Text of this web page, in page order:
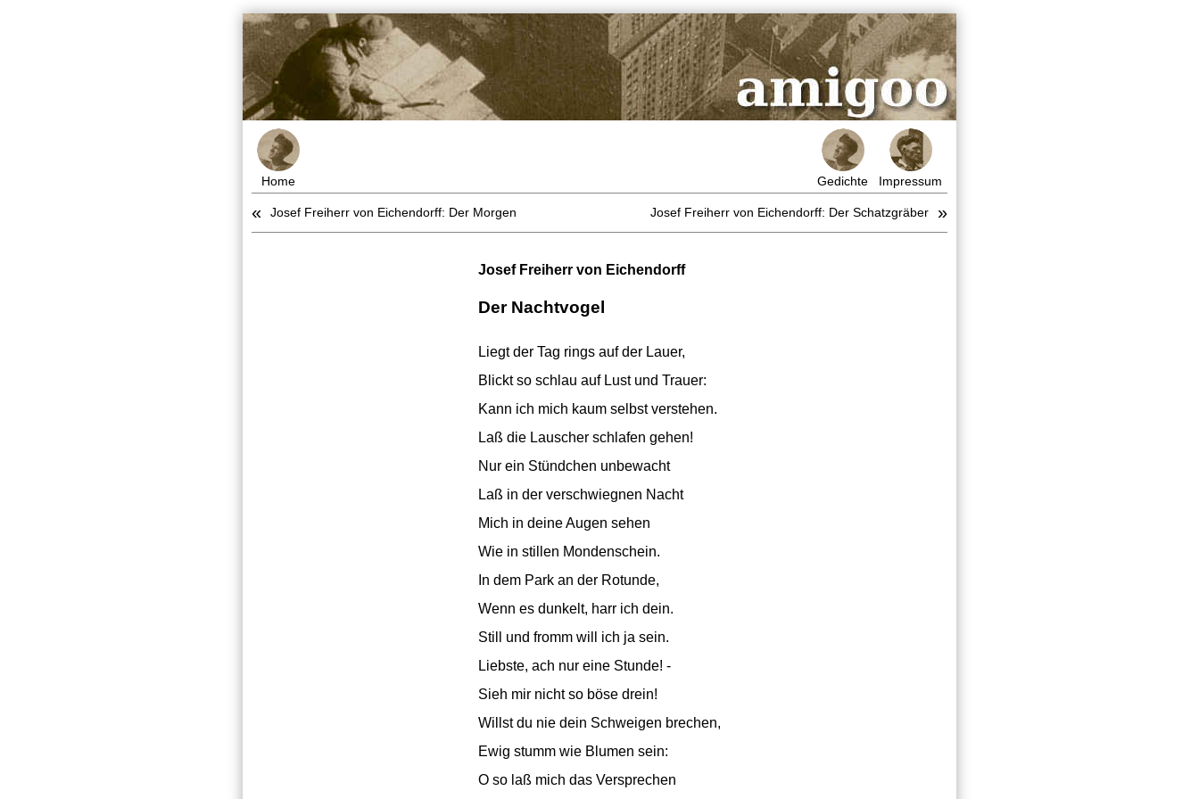
Home Gedichte Impressum
« Josef Freiherr von Eichendorff: Der Morgen Josef Freiherr von Eichendorff: Der Schatzgräber »
Josef Freiherr von Eichendorff
Der Nachtvogel
Liegt der Tag rings auf der Lauer,
Blickt so schlau auf Lust und Trauer:
Kann ich mich kaum selbst verstehen.
Laß die Lauscher schlafen gehen!
Nur ein Stündchen unbewacht
Laß in der verschwiegnen Nacht
Mich in deine Augen sehen
Wie in stillen Mondenschein.
In dem Park an der Rotunde,
Wenn es dunkelt, harr ich dein.
Still und fromm will ich ja sein.
Liebste, ach nur eine Stunde! -
Sieh mir nicht so böse drein!
Willst du nie dein Schweigen brechen,
Ewig stumm wie Blumen sein:
O so laß mich das Versprechen